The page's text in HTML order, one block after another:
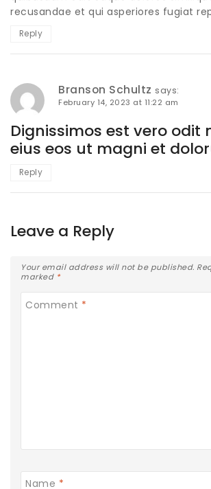
recusandae et qui asperiores fugiat
Reply
Branson Schultz says:
February 14, 2023 at 11:22 am
Dignissimos est vero odit
eius eos ut magni et
Reply
Leave a Reply
Your email address will not be published.
marked *
Comment *
Name *